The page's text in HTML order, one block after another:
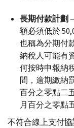
長期付款計劃
額必須低於
也稱為分期付
納稅人可能有
何按時申報納
間，逾期繳納
百分之零點二
月百分之零點
不符合線上支付